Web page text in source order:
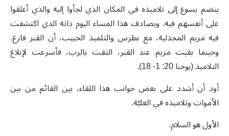
ينضم يسوع إلى تلاميذه في المكان الذي لجأوا إليه والذي أغلقوا
على أنفسهم فيه. ويصادف هذا المساء اليوم ذاته الذي اكتشفت
فيه مريم المجدلية، مع بطرس والتلميذ الحبيب، أن القبر فارغ.
وحينما بقيت مريم عند القبر، التقت بالرب، فأسرعت لإبلاغ
التلاميذ (يوحنا 20: 1- 18).
أود أن أشدد على بعض جوانب هذا اللقاء، بين القائم من بين
الأموات وتلاميذه في العليّة.
الأول هو السلام.